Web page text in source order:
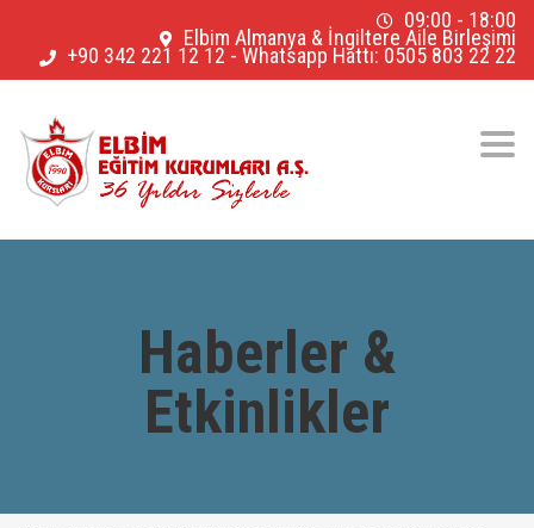
09:00 - 18:00
Elbim Almanya & İngiltere Aile Birleşimi
+90 342 221 12 12 - Whatsapp Hattı: 0505 803 22 22
Haberler &
Etkinlikler